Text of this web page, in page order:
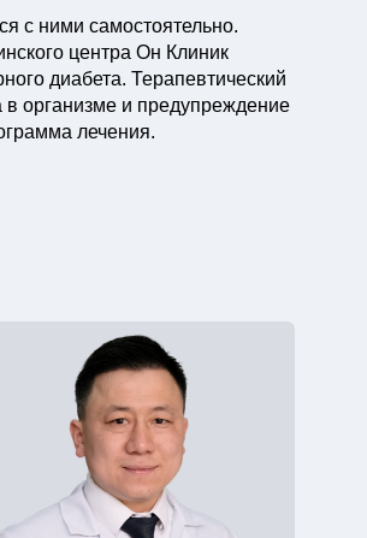
с ними самостоятельно.
центра Он Клиник
диабета. Терапевтический
организме и предупреждение
лечения.